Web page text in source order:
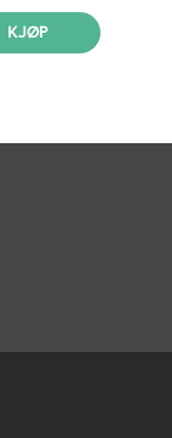
KJØP